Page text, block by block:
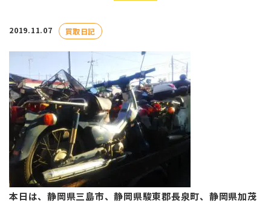
2019.11.07 買取日記
本日は、静岡県三島市、静岡県駿東郡長泉町、静岡県加茂